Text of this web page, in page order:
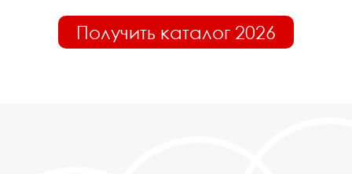
Получить каталог 2026